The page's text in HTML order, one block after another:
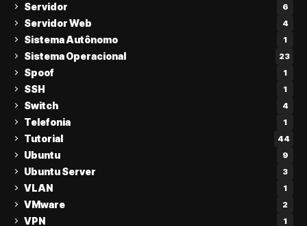
Servidor 6
Servidor Web 4
Sistema Autônomo 1
Sistema Operacional 23
Spoof 1
SSH 1
Switch 4
Telefonia 1
Tutorial 44
Ubuntu 9
Ubuntu Server 3
VLAN 1
VMware 2
VPN 1